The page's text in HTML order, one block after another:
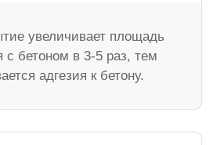
увеличивает площадь
с бетоном в 3-5 раз, тем
адгезия к бетону.